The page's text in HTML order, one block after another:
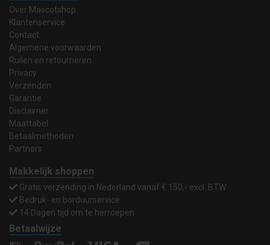
Over Mascotshop
Klantenservice
Contact
Algemene voorwaarden
Ruilen en retourneren
Privacy
Verzenden
Garantie
Disclaimer
Maattabel
Betaalmethoden
Partners
Makkelijk shoppen
Gratis verzending in Nederland vanaf € 150,- excl. BTW
Bedruk- en borduurservice
14 Dagen tijd om te herroepen
Betaalwijze